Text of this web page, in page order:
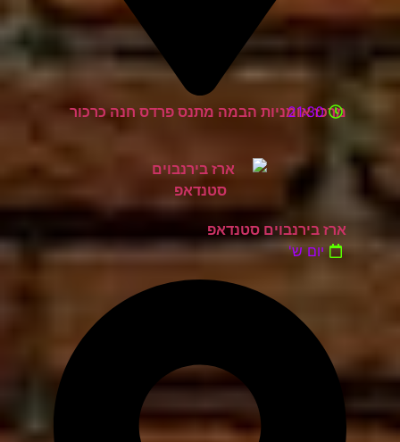
מרכז אומניות הבמה מתנס פרדס חנה כרכור
21:30
ארז בירנבוים סטנדאפ
יום ש'